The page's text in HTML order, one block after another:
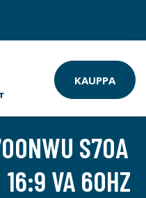
KAUPPA
S70A
VA 60HZ